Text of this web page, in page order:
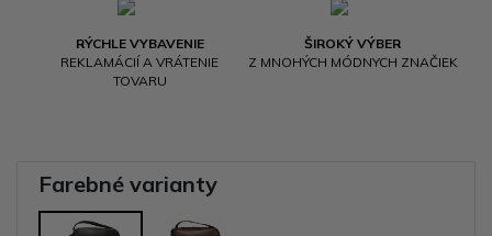
RÝCHLE VYBAVENIE
REKLAMÁCIÍ A VRÁTENIE
TOVARU
ŠIROKÝ VÝBER
Z MNOHÝCH MÓDNYCH ZNAČIEK
Farebné varianty